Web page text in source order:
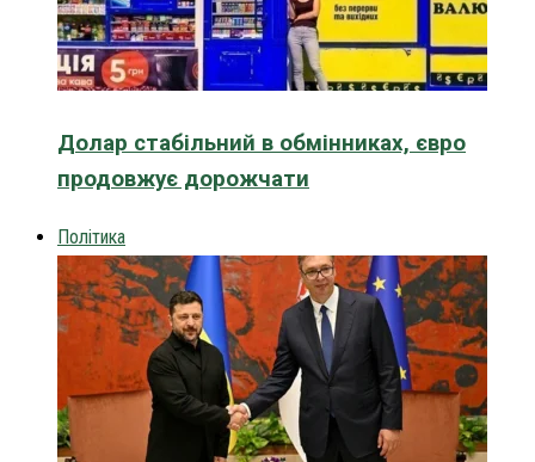
Долар стабільний в обмінниках, євро
продовжує дорожчати
Політика